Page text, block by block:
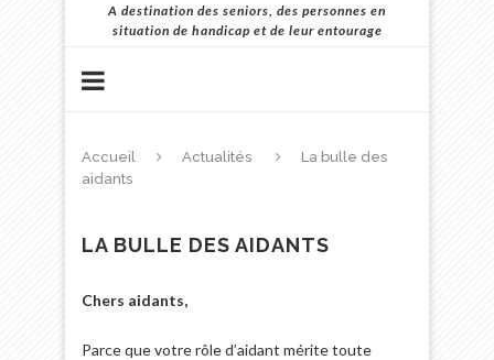
A destination des seniors, des personnes en
situation de handicap et de leur entourage
Accueil Actualités
La bulle des
aidants
LA BULLE DES AIDANTS
Chers aidants,
Parce que votre rôle d’aidant mérite toute